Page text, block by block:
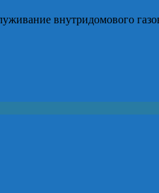
внутридомового